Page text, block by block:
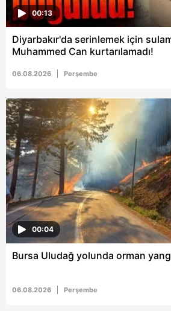
00:13
Diyarbakır'da serinlemek için
Muhammed Can kurtarılamadı!
06.08.2026 Perşembe
00:04
Bursa Uludağ yolunda orman
06.08.2026 Perşembe